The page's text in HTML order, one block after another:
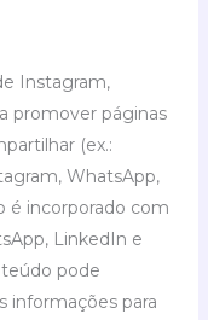
Instagram,
promover páginas
(ex.:
WhatsApp,
é incorporado com
LinkedIn e
pode
informações para